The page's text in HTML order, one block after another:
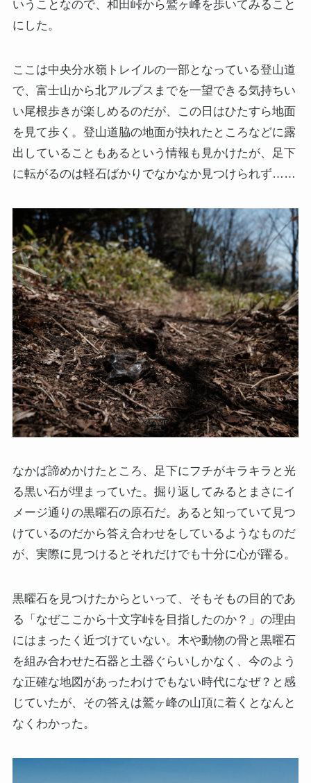
いうことなので、和田峠から鷲ヶ峰を歩いてみること
にした。
ここは中央分水嶺トレイルの一部となっている登山道
で、富士山から北アルプスまでを一望できる気持ちい
い尾根歩きが楽しめるのだが、この日はひたすら地面
を見て歩く。登山道脇の地面が抉れたところなどに露
出していることもあるという情報も見かけたが、足下
に転がるのは軽石ばかりでなかなか見つけられず……
なかば諦めかけたところ、足下にフチがキラキラと光
る黒い石が埋まっていた。掘り返してみるとまさにイ
メージ通りの黒曜石の原石だ。あると知っていて見つ
けているのだから答え合わせをしているようなものだ
が、実際に見つけるとそれだけでも十分に心が躍る。
黒曜石を見つけたからといって、そもそもの目的であ
る「なぜここから十文字峠を目指したのか？」の理由
にはまったく近づけていない。木や動物の骨と黒曜石
を組み合わせた石器と土器ぐらいしかなく、今のよう
な正確な地図があったわけでもない時代になぜ？と感
じていたが、その答えは鷲ヶ峰の山頂に着くとなんと
なくわかった。